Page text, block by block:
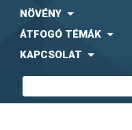
NÖVÉNY
ÁTFOGÓ TÉMÁK
KAPCSOLAT